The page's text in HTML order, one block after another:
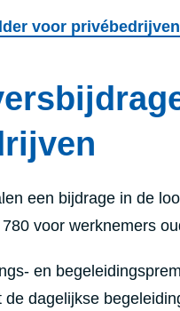
voor privébedrijven
een bijdrage in de
voor werknemers
en
de dagelijkse